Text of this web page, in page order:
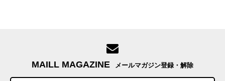
MAILL MAGAZINE メールマガジン登録・解除